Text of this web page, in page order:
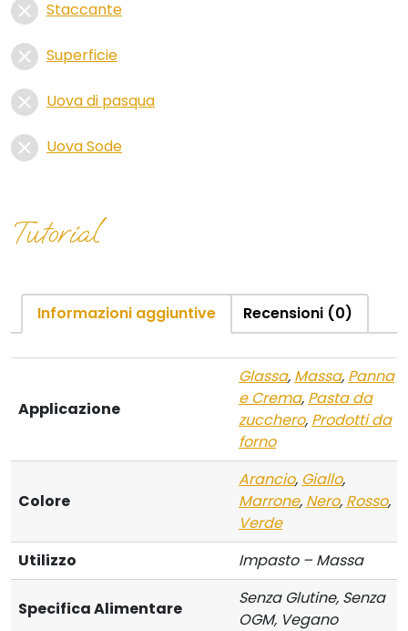
Staccante
Superficie
Uova di pasqua
Uova Sode
Tutorial
Informazioni aggiuntive Recensioni (0)
Applicazione
Glassa, Massa, Panna
e Crema, Pasta da
zucchero, Prodotti da
forno
Colore
Arancio, Giallo,
Marrone, Nero, Rosso,
Verde
Utilizzo
Impasto – Massa
Specifica Alimentare
Senza Glutine, Senza
OGM, Vegano